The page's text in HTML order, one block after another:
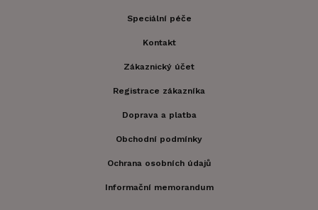
Speciální péče
Kontakt
Zákaznický účet
Registrace zákazníka
Doprava a platba
Obchodní podmínky
Ochrana osobních údajů
Informační memorandum